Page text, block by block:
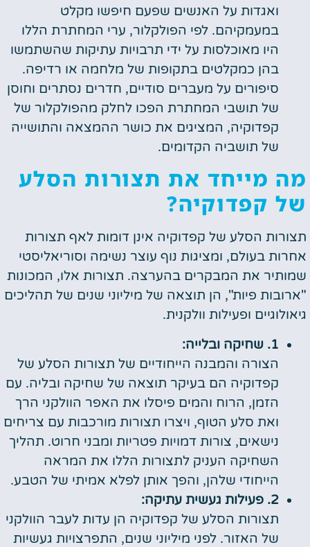
ואגדות על האנשים שפעם חיפשו מקלט
במעמקיהם. לפי הפולקלור, ערי המחתרת הללו
היו מאוכלסות על ידי תרבויות עתיקות שהשתמשו
בהן כמקלטים בתקופות של מלחמה או רדיפה.
סיפורים על מעברים סודיים, חדרים נסתרים וחוסן
של תושבי המחתרת הפכו לחלק מהפולקלור של
קפדוקיה, המציגים את כושר ההמצאה והתושייה
של תושביה הקדומים.
מה מייחד את תצורות הסלע
של קפדוקיה?
תצורות הסלע של קפדוקיה אינן דומות לאף תצורות
אחרות בעולם, ומציגות נוף עוצר נשימה וסוריאליסטי
שמותיר את המבקרים בהערצה. תצורות אלו, המכונות
"ארובות פיות", הן תוצאה של מיליוני שנים של תהליכים
גיאולוגיים ופעילות וולקנית.
1. שחיקה ובלייה:
הצורה והמבנה הייחודיים של תצורות הסלע של
קפדוקיה הם בעיקר תוצאה של שחיקה ובליה. עם
הזמן, הרוח והמים פיסלו את האפר הוולקני הרך
ואת סלע הטוף, ויצרו תצורות מורכבות עם צריחים
נישאים, צורות דמויות פטריות ומבני חרוט. תהליך
השחיקה העניק לתצורות הללו את המראה
הייחודי שלהן, והפך אותן לפלא אמיתי של הטבע.
2. פעילות געשית עתיקה:
תצורות הסלע של קפדוקיה הן עדות לעבר הוולקני
של האזור. לפני מיליוני שנים, התפרצויות געשיות